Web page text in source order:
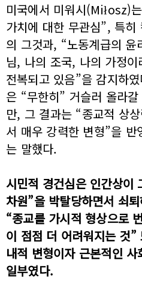
미국에서 미워시(Miłosz)
가치에 대한 무관심”, 특히
의 그것과, “노동계급의 윤
님, 나의 조국, 나의 가정이
전복되고 있음”을 감지하
은 “무한히” 거슬러 올라
만, 그 결과는 “종교적 상
서 매우 강력한 변형”을 반
는 말했다.
시민적 경건심은 인간상이
차원”을 박탈당하면서 쇠
“종교를 가시적 형상으로
이 점점 더 어려워지는 것”
내적 변형이자 근본적인 사
일부였다.